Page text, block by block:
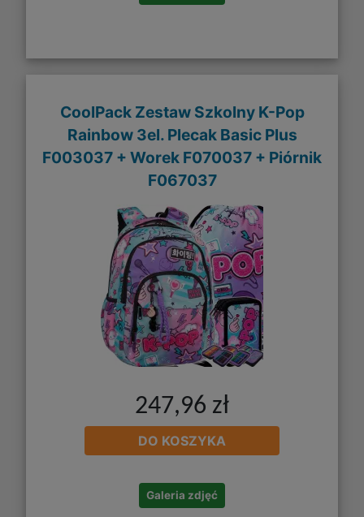
CoolPack Zestaw Szkolny K-Pop
Rainbow 3el. Plecak Basic Plus
F003037 + Worek F070037 + Piórnik
F067037
247,96 zł
DO KOSZYKA
Galeria zdjęć